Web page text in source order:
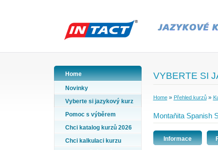
Home
Novinky
Vyberte si jazykový kurz
Pomoc s výběrem
Chci katalog kurzů 2026
Chci kalkulaci kurzu
VYBERTE SI
Home» Přehled kurzů»
Montaňita Spanish
Informace